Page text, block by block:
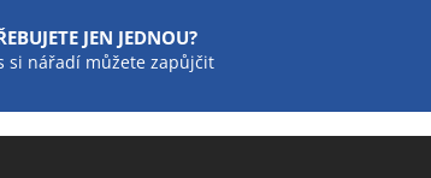
JEN JEDNOU?
si nářadí můžete zapůjčit